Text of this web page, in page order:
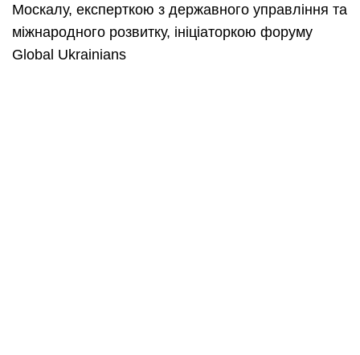
Москалу, експерткою з державного управління та
міжнародного розвитку, ініціаторкою форуму
Global Ukrainians